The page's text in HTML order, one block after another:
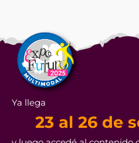
Ya llega
23 al 26 de